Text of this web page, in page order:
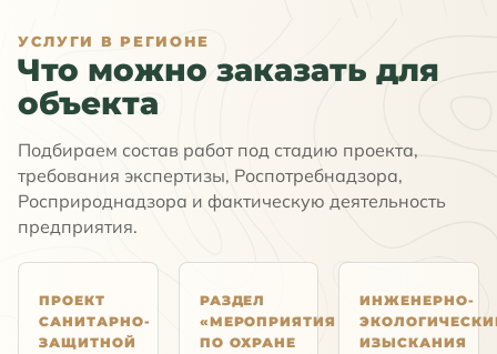
УСЛУГИ В РЕГИОНЕ
Что можно заказать для
объекта
Подбираем состав работ под стадию проекта,
требования экспертизы, Роспотребнадзора,
Росприроднадзора и фактическую деятельность
предприятия.
ПРОЕКТ
САНИТАРНО-
ЗАЩИТНОЙ
РАЗДЕЛ
«МЕРОПРИЯТИЯ
ПО ОХРАНЕ
ИНЖЕНЕРНО-
ИЗЫСКАНИЯ